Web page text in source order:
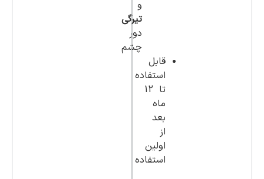
و
تیرگی
دور
چشم
قابل
استفاده
تا 12
ماه
بعد
از
اولین
استفاده